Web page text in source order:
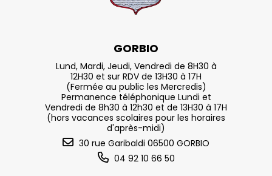
GORBIO
Lund, Mardi, Jeudi, Vendredi de 8H30 à
12H30 et sur RDV de 13H30 à 17H
(Fermée au public les Mercredis)
Permanence téléphonique Lundi et
Vendredi de 8h30 à 12h30 et de 13H30 à 17H
(hors vacances scolaires pour les horaires
d'après-midi)
30 rue Garibaldi 06500 GORBIO
04 92 10 66 50